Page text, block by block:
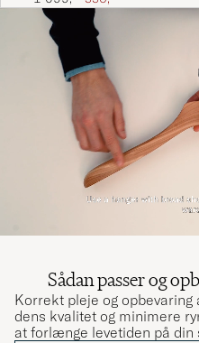
Sådan passer og
Korrekt pleje og
dens kvalitet og minimere
at forlænge levetiden på din